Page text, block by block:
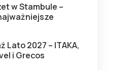
w Stambule –
Lato 2027 – ITAKA,
i Grecos